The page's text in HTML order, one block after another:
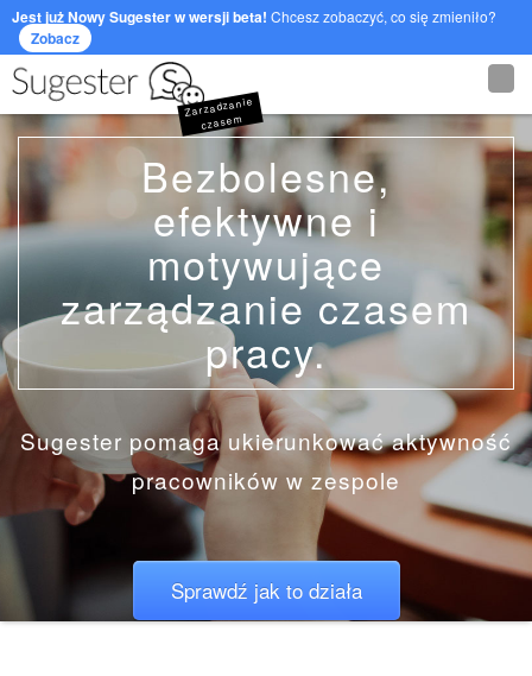
Jest już Nowy Sugester w wersji beta! Chcesz zobaczyć, co się zmieniło?
Zobacz
Zarzadzanie
czasem
Bezbolesne,
efektywne i
motywujące
zarządzanie czasem
pracy.
Sugester pomaga ukierunkować aktywność
pracowników w zespole
Sprawdź jak to działa